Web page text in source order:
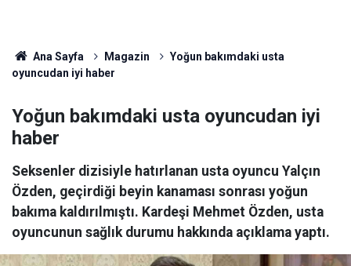
Ana Sayfa Magazin
Yoğun bakımdaki usta
oyuncudan iyi haber
Yoğun bakımdaki usta oyuncudan iyi
haber
Seksenler dizisiyle hatırlanan usta oyuncu Yalçın
Özden, geçirdiği beyin kanaması sonrası yoğun
bakıma kaldırılmıştı. Kardeşi Mehmet Özden, usta
oyuncunun sağlık durumu hakkında açıklama yaptı.